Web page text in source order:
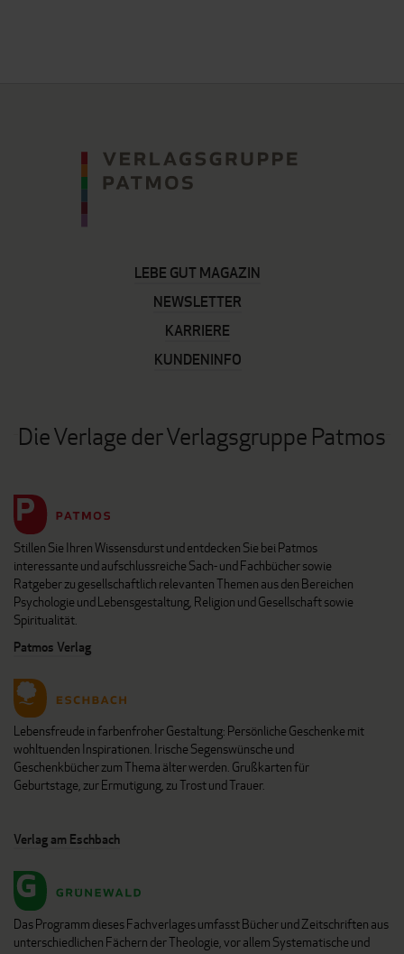
LEBE GUT MAGAZIN
NEWSLETTER
KARRIERE
KUNDENINFO
Die Verlage der Verlagsgruppe Patmos
Stillen Sie Ihren Wissensdurst und entdecken Sie bei Patmos
interessante und aufschlussreiche Sach- und Fachbücher sowie
Ratgeber zu gesellschaftlich relevanten Themen aus den Bereichen
Psychologie und Lebensgestaltung, Religion und Gesellschaft sowie
Spiritualität.
Patmos Verlag
Lebensfreude in farbenfroher Gestaltung: Persönliche Geschenke mit
wohltuenden Inspirationen. Irische Segenswünsche und
Geschenkbücher zum Thema älter werden. Grußkarten für
Geburtstage, zur Ermutigung, zu Trost und Trauer.
Verlag am Eschbach
Das Programm dieses Fachverlages umfasst Bücher und Zeitschriften aus
unterschiedlichen Fächern der Theologie, vor allem Systematische und